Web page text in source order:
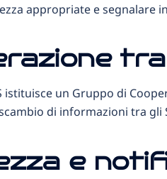
appropriate e segnalare
istituisce un Gruppo di
di informazioni tra gli
e